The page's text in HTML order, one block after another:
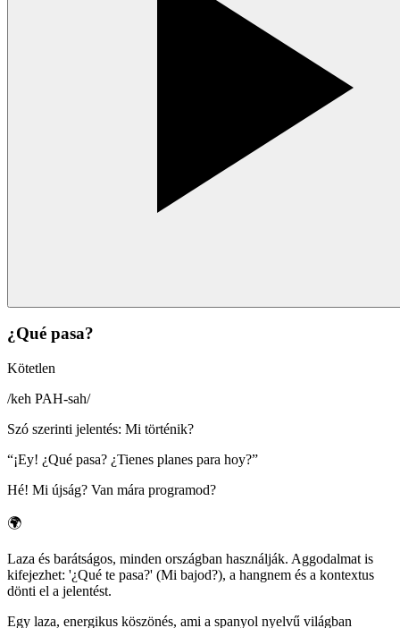
¿Qué pasa?
Kötetlen
/keh PAH-sah/
Szó szerinti jelentés: Mi történik?
“¡Ey! ¿Qué pasa? ¿Tienes planes para hoy?”
Hé! Mi újság? Van mára programod?
🌍
Laza és barátságos, minden országban használják. Aggodalmat is
kifejezhet: '¿Qué te pasa?' (Mi bajod?), a hangnem és a kontextus
dönti el a jelentést.
Egy laza, energikus köszönés, ami a spanyol nyelvű világban